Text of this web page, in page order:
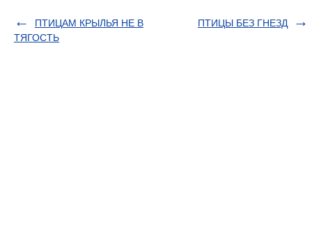
ПТИЦАМ КРЫЛЬЯ НЕ В
ТЯГОСТЬ
ПТИЦЫ БЕЗ ГНЕЗД